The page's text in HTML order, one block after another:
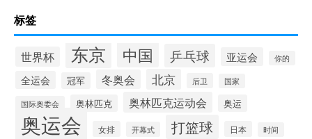
标签
世界杯 东京 中国 乒乓球 亚运会 你的
全运会 冠军 冬奥会 北京 后卫 国家
国际奥委会 奥林匹克 奥林匹克运动会 奥运
奥运会 女排 开幕式 打篮球 日本 时间